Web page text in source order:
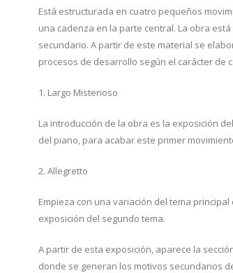
Está estructurada en cuatro pequeños
una cadenza en la parte central. La obra
secundario. A partir de este material se
procesos de desarrollo según el carácter de
1. Largo Misterioso
La introducción de la obra es la exposición
del piano, para acabar este primer
2. Allegretto
Empieza con una variación del tema
exposición del segundo tema.
A partir de esta exposición, aparece la
donde se generan los motivos secundarios